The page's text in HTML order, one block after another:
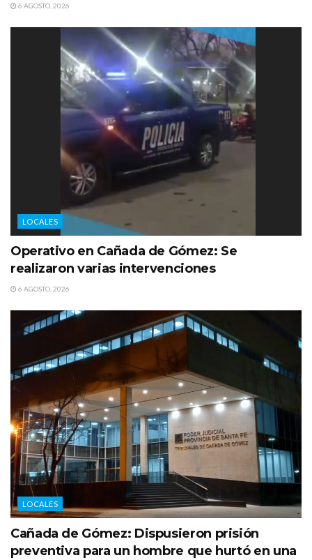
6 AGOSTO, 2026
LOCALES
Operativo en Cañada de Gómez: Se
realizaron varias intervenciones
6 AGOSTO, 2026
LOCALES
Cañada de Gómez: Dispusieron prisión
preventiva para un hombre que hurtó en una